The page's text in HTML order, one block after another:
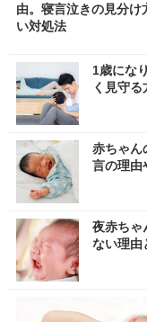
由。寝言泣きの見分け
い対処法
1歳にな
く見守る
赤ちゃん
言の理由
夜赤ちゃ
ない理由